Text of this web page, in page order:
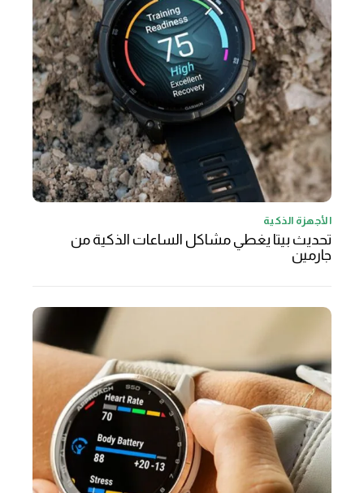
الأجهزة الذكية
تحديث بيتا يغطي مشاكل الساعات الذكية من
جارمين